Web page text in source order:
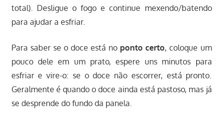
total). Desligue o fogo e continue mexendo/batendo
para ajudar a esfriar.
Para saber se o doce está no ponto certo, coloque um
pouco dele em um prato, espere uns minutos para
esfriar e vire-o: se o doce não escorrer, está pronto.
Geralmente é quando o doce ainda está pastoso, mas já
se desprende do fundo da panela.